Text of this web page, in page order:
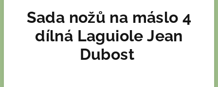
Sada nožů na máslo 4
dílná Laguiole Jean
Dubost